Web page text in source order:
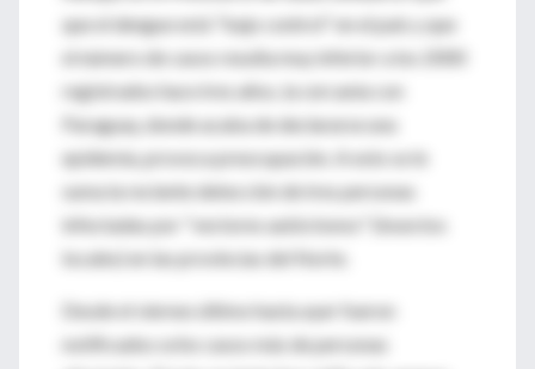
que el dengue está "bajo control" en el país y que
el número de casos resulta muy inferior a los 2000
registrados hace tres años, la cercanía con
Paraguay, donde acaba de declararse una
epidemia, provoca preocupación. A esto se le
suma la reciente detección de tres personas
infectadas por "vectores autóctonos" (insectos
locales) en las provincias del Norte.
Desde el viernes último hasta ayer fueron
notificados ocho casos más de personas